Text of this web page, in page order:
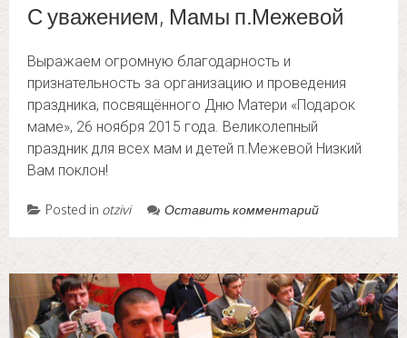
С уважением, Мамы п.Межевой
Выражаем огромную благодарность и
признательность за организацию и проведения
праздника, посвящённого Дню Матери «Подарок
маме», 26 ноября 2015 года. Великолепный
праздник для всех мам и детей п.Межевой Низкий
Вам поклон!
Posted in otzivi Оставить комментарий